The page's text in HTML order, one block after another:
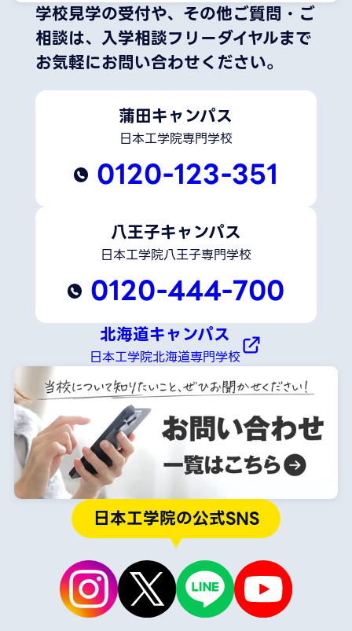
学校見学の受付や、その他ご質問・ご
相談は、 入学相談フリーダイヤルまで
お気軽にお問い合わせください。
蒲田キャンパス
日本工学院専門学校
0120-123-351
八王子キャンパス
日本工学院八王子専門学校
0120-444-700
北海道キャンパス
日本工学院北海道専門学校
日本工学院の公式SNS